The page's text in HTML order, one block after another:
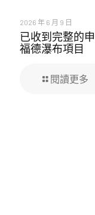
2026 年 6 月 9 日
已收到完整的
福德瀑布項目
閱讀更多